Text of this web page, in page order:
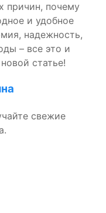
причин, почему
и удобное
надежность,
– все это и
статье!
свежие